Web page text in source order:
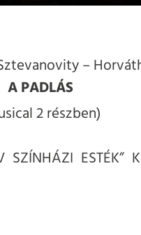
–
A PADLÁS
2 részben)
ESTÉK”